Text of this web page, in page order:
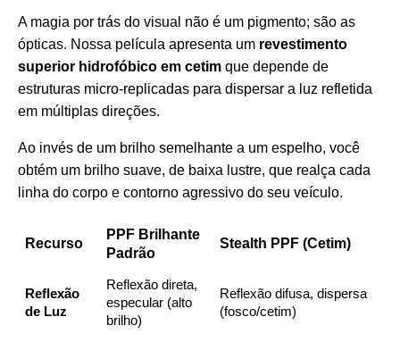
A magia por trás do visual não é um pigmento; são as
ópticas. Nossa película apresenta um revestimento
superior hidrofóbico em cetim que depende de
estruturas micro-replicadas para dispersar a luz refletida
em múltiplas direções.
Ao invés de um brilho semelhante a um espelho, você
obtém um brilho suave, de baixa lustre, que realça cada
linha do corpo e contorno agressivo do seu veículo.
Recurso
PPF Brilhante
Padrão
Stealth PPF (Cetim)
Reflexão
de Luz
Reflexão direta,
especular (alto
brilho)
Reflexão difusa, dispersa
(fosco/cetim)